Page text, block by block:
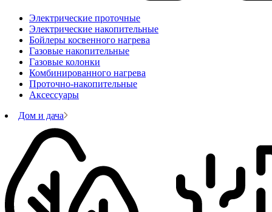
Электрические проточные
Электрические накопительные
Бойлеры косвенного нагрева
Газовые накопительные
Газовые колонки
Комбинированного нагрева
Проточно-накопительные
Аксессуары
Дом и дача